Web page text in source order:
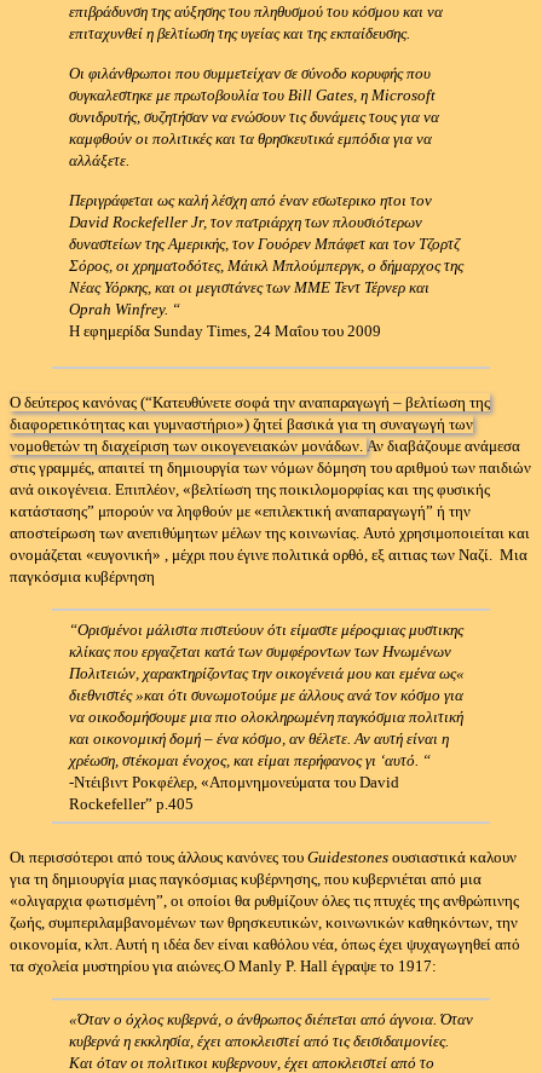
επιβράδυνση της αύξησης του πληθυσμού του κόσμου και να
επιταχυνθεί η βελτίωση της υγείας και της εκπαίδευσης.
Οι φιλάνθρωποι που συμμετείχαν σε σύνοδο κορυφής που
συγκαλεστηκε με πρωτοβουλία του Bill Gates, η Microsoft
συνιδρυτής, συζητήσαν να ενώσουν τις δυνάμεις τους για να
καμφθούν οι πολιτικές και τα θρησκευτικά εμπόδια για να
αλλάξετε.
Περιγράφεται ως καλή λέσχη από έναν εσωτερικο ητοι τον
David Rockefeller Jr, τον πατριάρχη των πλουσιότερων
δυναστείων της Αμερικής, τον Γουόρεν Μπάφετ και τον Τζορτζ
Σόρος, οι χρηματοδότες, Μάικλ Μπλούμπεργκ, ο δήμαρχος της
Νέας Υόρκης, και οι μεγιστάνες των ΜΜΕ Τεντ Τέρνερ και
Oprah Winfrey. “
Η εφημερίδα Sunday Times, 24 Μαΐου του 2009
Ο δεύτερος κανόνας (“Κατευθύνετε σοφά την αναπαραγωγή – βελτίωση της
διαφορετικότητας και γυμναστήριο») ζητεί βασικά για τη συναγωγή των
νομοθετών τη διαχείριση των οικογενειακών μονάδων. Αν διαβάζουμε ανάμεσα
στις γραμμές, απαιτεί τη δημιουργία των νόμων δόμηση του αριθμού των παιδιών
ανά οικογένεια. Επιπλέον, «βελτίωση της ποικιλομορφίας και της φυσικής
κατάστασης” μπορούν να ληφθούν με «επιλεκτική αναπαραγωγή” ή την
αποστείρωση των ανεπιθύμητων μέλων της κοινωνίας. Αυτό χρησιμοποιείται και
ονομάζεται «ευγονική» , μέχρι που έγινε πολιτικά ορθό, εξ αιτιας των Ναζί. Μια
παγκόσμια κυβέρνηση
“Ορισμένοι μάλιστα πιστεύουν ότι είμαστε μέροςμιας μυστικης
κλίκας που εργαζεται κατά των συμφέροντων των Ηνωμένων
Πολιτειών, χαρακτηρίζοντας την οικογένειά μου και εμένα ως«
διεθνιστές »και ότι συνωμοτούμε με άλλους ανά τον κόσμο για
να οικοδομήσουμε μια πιο ολοκληρωμένη παγκόσμια πολιτική
και οικονομική δομή – ένα κόσμο, αν θέλετε.Αν αυτή είναι η
χρέωση, στέκομαι ένοχος, και είμαι περήφανος γι ‘αυτό. “
-Ντέιβιντ Ροκφέλερ, «Απομνημονεύματα του David
Rockefeller” p.405
Οι περισσότεροι από τους άλλους κανόνες του Guidestones ουσιαστικά καλουν
για τη δημιουργία μιας παγκόσμιας κυβέρνησης, που κυβερνιέται από μια
«ολιγαρχια φωτισμένη”, οι οποίοι θα ρυθμίζουν όλες τις πτυχές της ανθρώπινης
ζωής, συμπεριλαμβανομένων των θρησκευτικών, κοινωνικών καθηκόντων, την
οικονομία, κλπ. Αυτή η ιδέα δεν είναι καθόλου νέα, όπως έχει ψυχαγωγηθεί από
τα σχολεία μυστηρίου για αιώνες.Ο Manly P. Hall έγραψε το 1917:
«Όταν ο όχλος κυβερνά, ο άνθρωπος διέπεται από άγνοια. Όταν
κυβερνά η εκκλησία, έχει αποκλειστεί από τις δεισιδαιμονίες.
Και όταν οι πολιτικοι κυβερνουν, έχει αποκλειστεί από το